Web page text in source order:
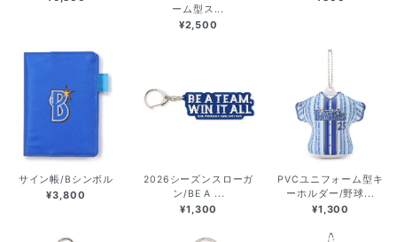
ーム型ス...
¥2,500
サイン帳/Bシンボル
¥3,800
2026シーズンスローガ
ン/BE A ...
¥1,300
PVCユニフォーム型キ
ーホルダー/野球...
¥1,300